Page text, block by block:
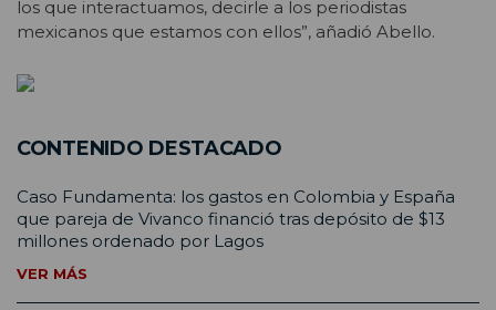
los que interactuamos, decirle a los periodistas
mexicanos que estamos con ellos”, añadió Abello.
CONTENIDO DESTACADO
Caso Fundamenta: los gastos en Colombia y España
que pareja de Vivanco financió tras depósito de $13
millones ordenado por Lagos
VER MÁS